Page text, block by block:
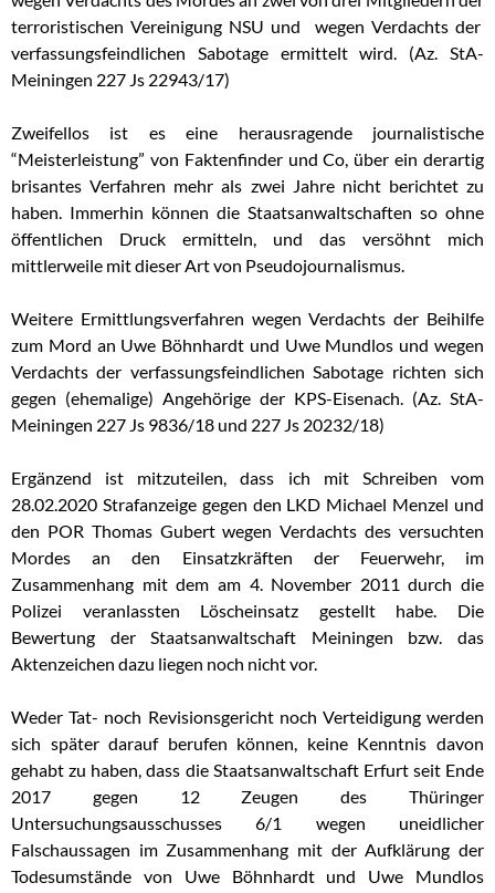
terroristischen Vereinigung NSU und wegen Verdachts der
verfassungsfeindlichen Sabotage ermittelt wird. (Az. StA-
Meiningen 227 Js 22943/17)
Zweifellos ist es eine herausragende journalistische
“Meisterleistung” von Faktenfinder und Co, über ein derartig
brisantes Verfahren mehr als zwei Jahre nicht berichtet zu
haben. Immerhin können die Staatsanwaltschaften so ohne
öffentlichen Druck ermitteln, und das versöhnt mich
mittlerweile mit dieser Art von Pseudojournalismus.
Weitere Ermittlungsverfahren wegen Verdachts der Beihilfe
zum Mord an Uwe Böhnhardt und Uwe Mundlos und wegen
Verdachts der verfassungsfeindlichen Sabotage richten sich
gegen (ehemalige) Angehörige der KPS-Eisenach. (Az. StA-
Meiningen 227 Js 9836/18 und 227 Js 20232/18)
Ergänzend ist mitzuteilen, dass ich mit Schreiben vom
28.02.2020 Strafanzeige gegen den LKD Michael Menzel und
den POR Thomas Gubert wegen Verdachts des versuchten
Mordes an den Einsatzkräften der Feuerwehr, im
Zusammenhang mit dem am 4. November 2011 durch die
Polizei veranlassten Löscheinsatz gestellt habe. Die
Bewertung der Staatsanwaltschaft Meiningen bzw. das
Aktenzeichen dazu liegen noch nicht vor.
Weder Tat- noch Revisionsgericht noch Verteidigung werden
sich später darauf berufen können, keine Kenntnis davon
gehabt zu haben, dass die Staatsanwaltschaft Erfurt seit Ende
2017 gegen 12 Zeugen des Thüringer
Untersuchungsausschusses 6/1 wegen uneidlicher
Falschaussagen im Zusammenhang mit der Aufklärung der
Todesumstände von Uwe Böhnhardt und Uwe Mundlos